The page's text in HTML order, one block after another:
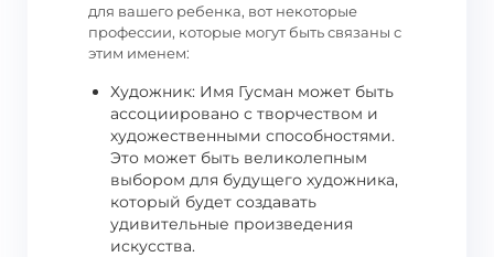
для вашего ребенка, вот некоторые
профессии, которые могут быть связаны с
этим именем:
Художник: Имя Гусман может быть
ассоциировано с творчеством и
художественными способностями.
Это может быть великолепным
выбором для будущего художника,
который будет создавать
удивительные произведения
искусства.